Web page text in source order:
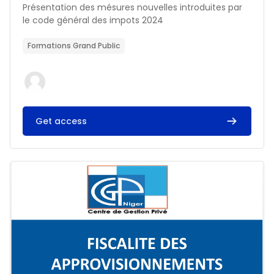
Résumé du cours :
Présentation des mésures nouvelles introduites par
le code général des impots 2024
Formations Grand Public
Get access
Image du cours FISCALITE DES APPROVISIONNEMENTS